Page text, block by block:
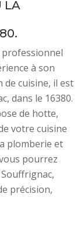
LA
professionnel
à son
cuisine, il est
dans le 16380.
de hotte,
votre cuisine
plomberie et
pourrez
précision,